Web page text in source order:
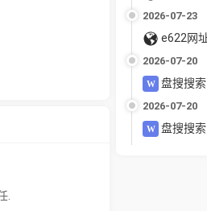
.
2026-07-23
e622网
2026-07-20
盘搜搜索_panso.xin_
2026-07-20
盘搜搜索